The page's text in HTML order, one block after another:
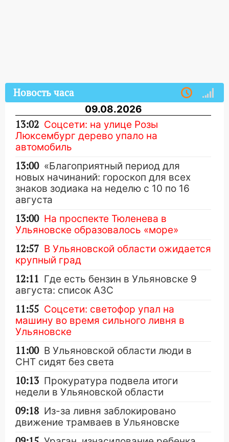
Новость часа
09.08.2026
13:02 Соцсети: на улице Розы
Люксембург дерево упало на
автомобиль
13:00 «Благоприятный период для
новых начинаний: гороскоп для всех
знаков зодиака на неделю с 10 по 16
августа
13:00 На проспекте Тюленева в
Ульяновске образовалось «море»
12:57 В Ульяновской области ожидается
крупный град
12:11 Где есть бензин в Ульяновске 9
августа: список АЗС
11:55 Соцсети: светофор упал на
машину во время сильного ливня в
Ульяновске
11:00 В Ульяновской области люди в
СНТ сидят без света
10:13 Прокуратура подвела итоги
недели в Ульяновской области
09:18 Из-за ливня заблокировано
движение трамваев в Ульяновске